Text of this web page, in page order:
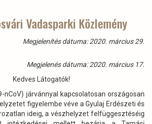
Vadasparki Közlemény
Megjelenítés dátuma: 2020. március 29.
Megjelenés dátuma: 2020. március 17.
Kedves Látogatók!
nCoV) járvánnyal kapcsolatosan országosan
figyelembe véve a Gyulaj Erdészeti és
ideig, a vészhelyzet felfüggesztéséig